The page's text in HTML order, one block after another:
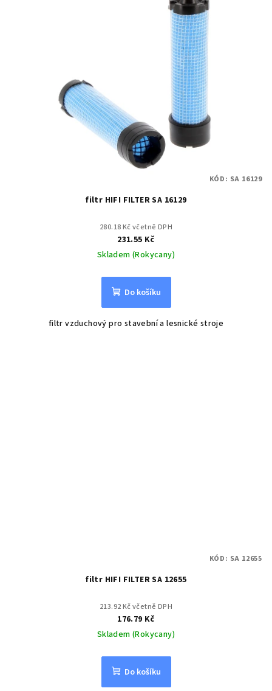
filtr HIFI FILTER SA 16129
280.18 Kč včetně DPH
231.55 Kč
Skladem (Rokycany)
Do košíku
filtr vzduchový pro stavební a lesnické stroje
KÓD: SA 16129
filtr HIFI FILTER SA 12655
213.92 Kč včetně DPH
176.79 Kč
Skladem (Rokycany)
Do košíku
KÓD: SA 12655